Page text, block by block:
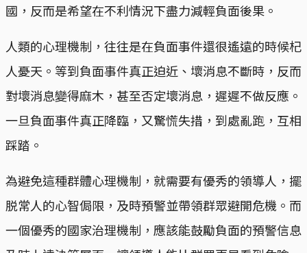
國，反而是希望在不利情況下盡力減輕負面後果。
人類的心理機制，往往是在負面事件還很遙遠的時候杞
人憂天。等到負面事件真正迫近、壞消息不斷時，反而
對壞消息變得麻木，甚至否定壞消息，遲遲不做反應。
一旦負面事件真正降臨，又驚慌失措，到處亂跑，互相
踩踏。
為避免這種群體心理機制，就需要有優秀的領導人，擺
脱常人的心智侷限，及時預警並帶領群眾避開危機。而
一個優秀的國家治理機制，應該能鼓勵負面的預警信息